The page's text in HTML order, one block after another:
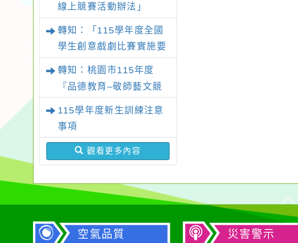
線上競賽活動辦法」
轉知：「115學年度全國
學生創意戲劇比賽實施要
轉知：桃園市115年度
『品德教育–敬師藝文競
115學年度新生訓練注意
事項
觀看更多內容
空氣品質 災害警示